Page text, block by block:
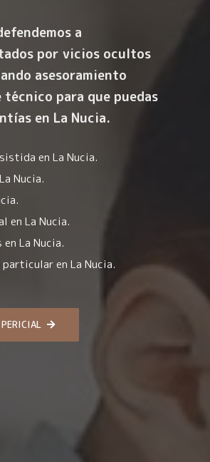
a
por vicios ocultos
asesoramiento
para que puedas
en La Nucia.
en La Nucia.
Nucia.
en La Nucia.
La Nucia.
en La Nucia.